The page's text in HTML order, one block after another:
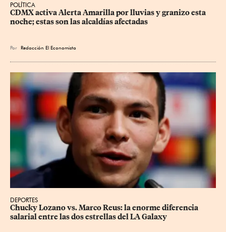
POLÍTICA
CDMX activa Alerta Amarilla por lluvias y granizo esta
noche; estas son las alcaldías afectadas
Por Redacción El Economista
DEPORTES
Chucky Lozano vs. Marco Reus: la enorme diferencia
salarial entre las dos estrellas del LA Galaxy